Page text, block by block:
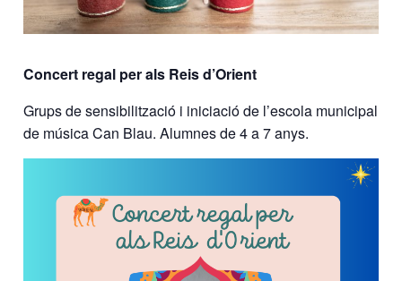
Concert regal per als Reis d’Orient
Grups de sensibilització i iniciació de l’escola municipal
de música Can Blau. Alumnes de 4 a 7 anys.